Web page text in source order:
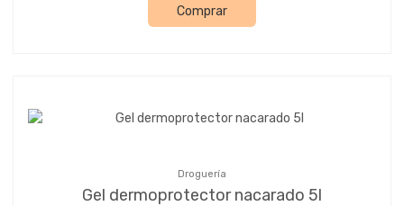
Comprar
Droguería
Gel dermoprotector nacarado 5l